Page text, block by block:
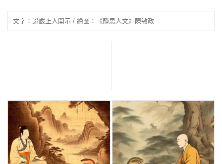
文字：證嚴上人開示 / 繪圖：《靜思人文》陳敏政